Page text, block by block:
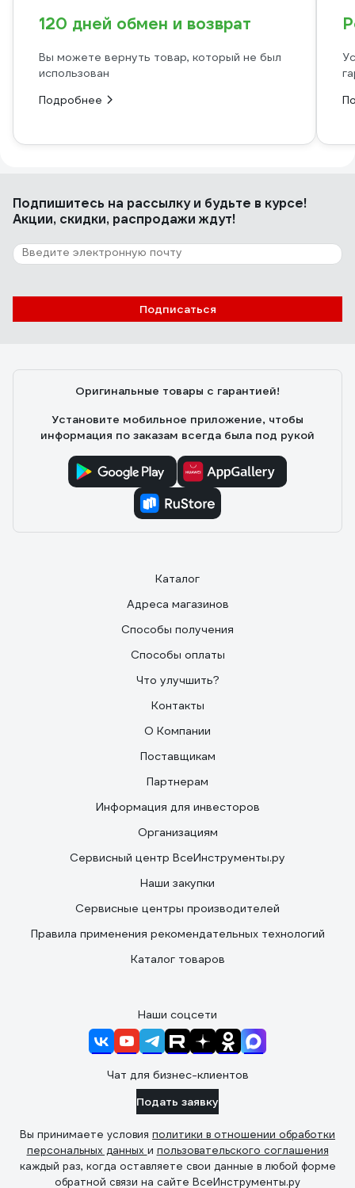
120 дней обмен и возврат
Вы можете вернуть товар, который не был
использован
Подробнее
Подпишитесь на рассылкуи будьте в курсе!
Акции, скидки, распродажи ждут!
Подписаться
Оригинальные товары с гарантией!
Установите мобильное приложение, чтобы
информация по заказам всегда была под рукой
Каталог
Адреса магазинов
Способы получения
Способы оплаты
Что улучшить?
Контакты
О Компании
Поставщикам
Партнерам
Информация для инвесторов
Организациям
Сервисный центр ВсеИнструменты.ру
Наши закупки
Сервисные центры производителей
Правила применения рекомендательных технологий
Каталог товаров
Наши соцсети
Чат для бизнес-клиентов
Подать заявку
Вы принимаете условия политики в отношении обработки
персональных данных и пользовательского соглашения
каждый раз, когда оставляете свои данные в любой форме
обратной связи на сайте ВсеИнструменты.ру